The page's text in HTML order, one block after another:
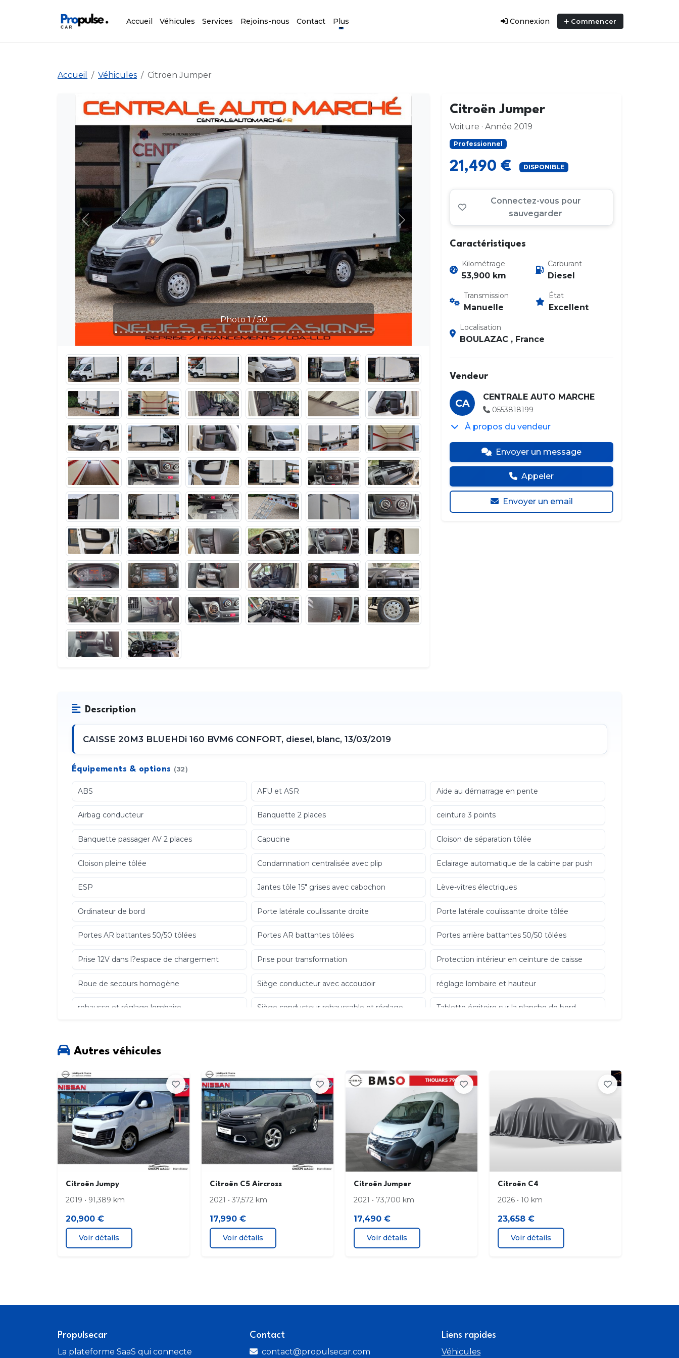
Accueil Véhicules Services Rejoins-nous Contact Plus Connexion Commencer
Accueil Véhicules Citroën Jumper
Précédent Suivant
Citroën Jumper
Voiture · Année 2019
Professionnel
21,490 € DISPONIBLE
Connectez-vous pour
sauvegarder
Caractéristiques
Kilométrage
53,900 km
Carburant
Diesel
Transmission
Manuelle
État
Excellent
Localisation
BOULAZAC , France
Vendeur
CA
CENTRALE AUTO MARCHE
0553818199
À propos du vendeur
Envoyer un message
Appeler
Envoyer un email
Description
CAISSE 20M3 BLUEHDi 160 BVM6 CONFORT, diesel, blanc, 13/03/2019
Équipements & options (32)
ABS AFU et ASR Aide au démarrage en pente
Airbag conducteur Banquette 2 places ceinture 3 points
Banquette passager AV 2 places Capucine Cloison de séparation tôlée
Cloison pleine tôlée Condamnation centralisée avec plip Eclairage automatique de la cabine par push
ESP Jantes tôle 15" grises avec cabochon Lève-vitres électriques
Ordinateur de bord Porte latérale coulissante droite Porte latérale coulissante droite tôlée
Portes AR battantes 50/50 tôlées Portes AR battantes tôlées Portes arrière battantes 50/50 tôlées
Prise 12V dans l?espace de chargement Prise pour transformation Protection intérieur en ceinture de caisse
Roue de secours homogène Siège conducteur avec accoudoir réglage lombaire et hauteur
rehausse et réglage lombaire
Siège conducteur rehaussable et réglage
Tablette écritoire sur la planche de bord
Autres véhicules
Citroën Jumpy
2019 • 91,389 km
20,900 €
Voir détails
Citroën C5 Aircross
2021 • 37,572 km
17,990 €
Voir détails
Citroën Jumper
2021 • 73,700 km
17,490 €
Voir détails
Citroën C4
2026 • 10 km
23,658 €
Voir détails
Propulsecar
La plateforme SaaS qui connecte
Contact
contact@propulsecar.com
Liens rapides
Véhicules